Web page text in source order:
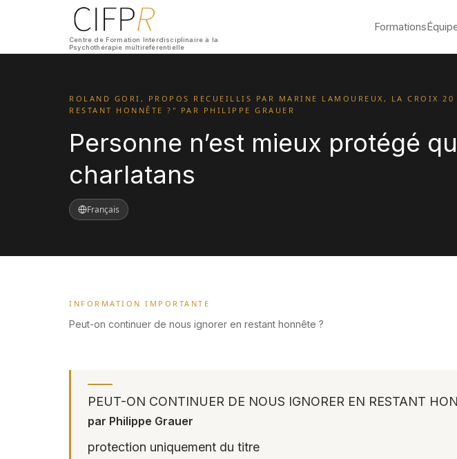
Centre de Formation Interdisciplinaire à la
Psychothérapie multiréférentielle
Formations
ROLAND GORI, PROPOS RECUEILLIS PAR MARINE LAMOUREUX, LA CROIX
RESTANT HONNÊTE ?" PAR PHILIPPE GRAUER
Personne n’est mieux protégé
charlatans
Français
INFORMATION IMPORTANTE
Peut-on continuer de nous ignorer en restant honnête ?
PEUT-ON CONTINUER DE NOUS IGNORER EN RESTANT
par Philippe Grauer
protection uniquement du titre